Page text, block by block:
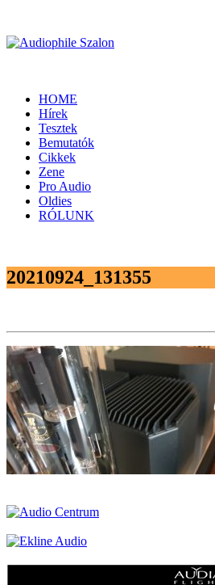
HOME
Hírek
Tesztek
Bemutatók
Cikkek
Zene
Pro Audio
Oldies
RÓLUNK
20210924_131355